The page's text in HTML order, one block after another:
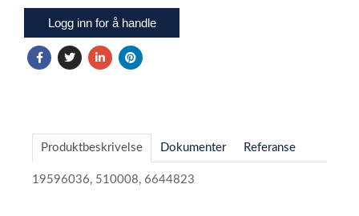
Logg inn for å handle
Produktbeskrivelse Dokumenter Referanse
19596036, 510008, 6644823